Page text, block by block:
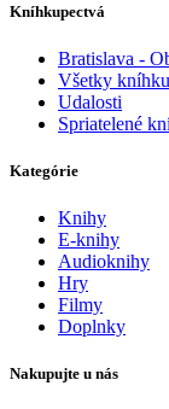
Kníhkupectvá
Bratislava -
Všetky
Udalosti
Spriatelené
Kategórie
Knihy
E-knihy
Audioknihy
Hry
Filmy
Doplnky
Nakupujte u nás